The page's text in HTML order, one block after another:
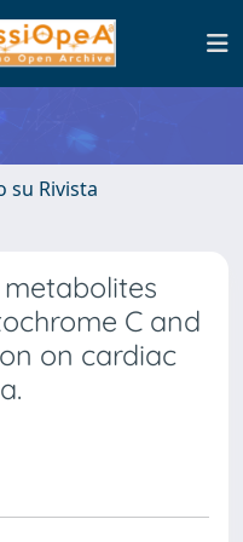
su Rivista
C and
on cardiac